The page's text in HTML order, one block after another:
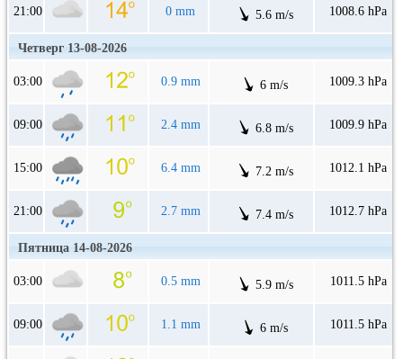
21:00 0 mm 5.6 m/s 1008.6 hPa
Четверг 13-08-2026
03:00 0.9 mm 6 m/s 1009.3 hPa
09:00 2.4 mm 6.8 m/s 1009.9 hPa
15:00 6.4 mm 7.2 m/s 1012.1 hPa
21:00 2.7 mm 7.4 m/s 1012.7 hPa
Пятница 14-08-2026
03:00 0.5 mm 5.9 m/s 1011.5 hPa
09:00 1.1 mm 6 m/s 1011.5 hPa